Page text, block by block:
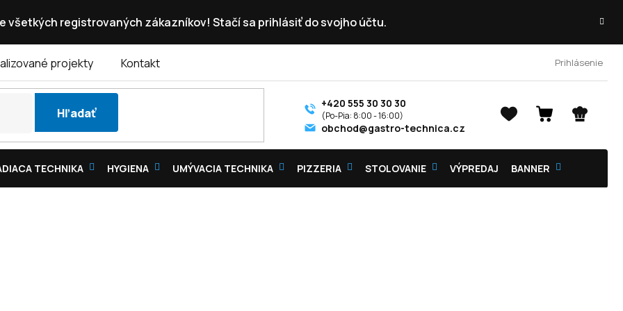
všetkých registrovaných zákazníkov! Stačí sa prihlásiť do svojho účtu.
projekty Kontakt Prihlásenie
Hľadať
NÁKUPNÝ
+420 555 30 30 30
obchod@gastro-technica.cz
TECHNIKA HYGIENA UMÝVACIA TECHNIKA PIZZERIA STOLOVANIE VÝPREDAJ BANNER